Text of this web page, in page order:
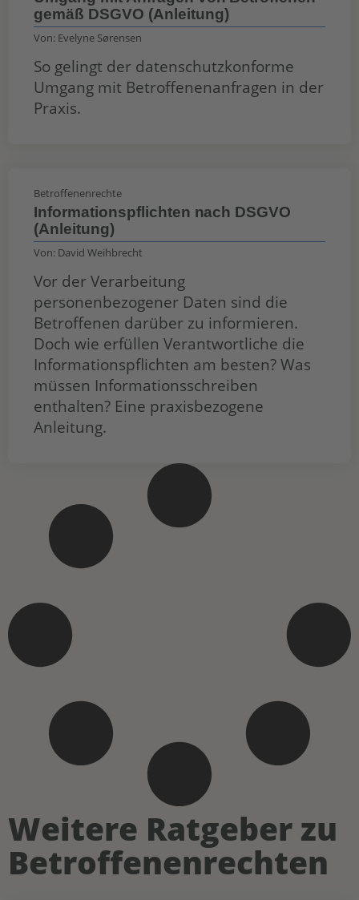
gemäß DSGVO (Anleitung)
Von: Evelyne Sørensen
So gelingt der datenschutzkonforme
Umgang mit Betroffenenanfragen in der
Praxis.
Betroffenenrechte
Informationspflichten nach DSGVO
(Anleitung)
Von: David Weihbrecht
Vor der Verarbeitung
personenbezogener Daten sind die
Betroffenen darüber zu informieren.
Doch wie erfüllen Verantwortliche die
Informationspflichten am besten? Was
müssen Informationsschreiben
enthalten? Eine praxisbezogene
Anleitung.
Weitere Ratgeber zu
Betroffenenrechten